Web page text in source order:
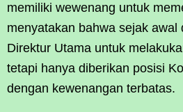
memiliki wewenang untuk
menyatakan bahwa sejak awal
Direktur Utama untuk
tetapi hanya diberikan posisi
dengan kewenangan terbatas.